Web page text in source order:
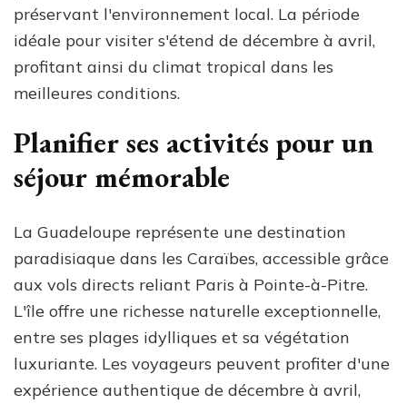
préservant l'environnement local. La période
idéale pour visiter s'étend de décembre à avril,
profitant ainsi du climat tropical dans les
meilleures conditions.
Planifier ses activités pour un
séjour mémorable
La Guadeloupe représente une destination
paradisiaque dans les Caraïbes, accessible grâce
aux vols directs reliant Paris à Pointe-à-Pitre.
L'île offre une richesse naturelle exceptionnelle,
entre ses plages idylliques et sa végétation
luxuriante. Les voyageurs peuvent profiter d'une
expérience authentique de décembre à avril,